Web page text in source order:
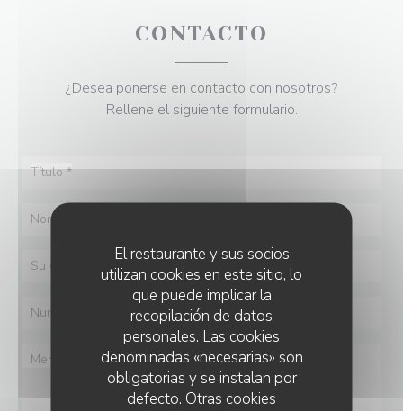
El restaurante y sus socios
utilizan cookies en este sitio, lo
que puede implicar la
recopilación de datos
personales. Las cookies
denominadas «necesarias» son
obligatorias y se instalan por
defecto. Otras cookies
CONTACTO
¿Desea ponerse en contacto con nosotros?
Rellene el siguiente formulario.